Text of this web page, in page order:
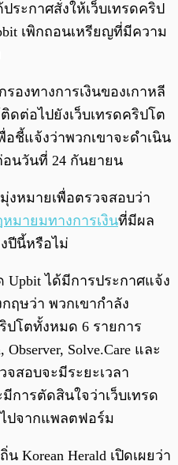
ระกาศสั่งให้เว็บเทรดคริป
เพิกถอนเหรียญที่มีความ
องทางการเงินของเกาหลี
ดต่อไปยังเว็บเทรดคริปโต
อชี้แจ้งว่าพวกเขาจะดำเนิน
นวันที่ 24 กันยายน
งหมายเพื่อตรวจสอบว่า
มายมทางการเงินที่มีผล
ปีนี้หรือไม่
Upbit ได้มีการประกาศแจ้ง
ฤษว่า พวกเขากำลัง
โตทั้งหมด 6 รายการ
Solve.Care และ
จสอบจะมีระยะเวลา
ารตัดสินใจว่าเว็บเทรด
ปจากแพลตฟอร์ม
Korean Herald เปิดเผยว่า